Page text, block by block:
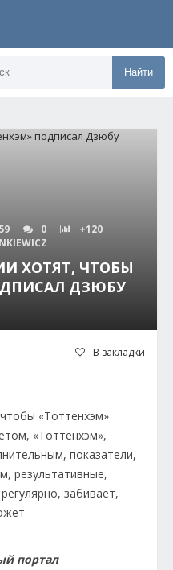
Найти
0
+120
ХОТЯТ, ЧТОБЫ
ДЗЮБУ
В закладки
портал